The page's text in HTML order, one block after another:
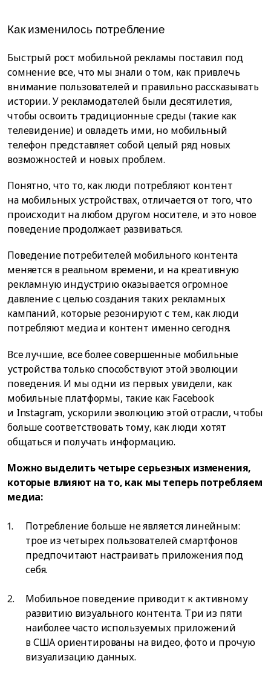
Как изменилось потребление
Быстрый рост мобильной рекламы поставил под
сомнение все, что мы знали о том, как привлечь
внимание пользователей и правильно рассказывать
истории. У рекламодателей были десятилетия,
чтобы освоить традиционные среды (такие как
телевидение) и овладеть ими, но мобильный
телефон представляет собой целый ряд новых
возможностей и новых проблем.
Понятно, что то, как люди потребляют контент
на мобильных устройствах, отличается от того, что
происходит на любом другом носителе, и это новое
поведение продолжает развиваться.
Поведение потребителей мобильного контента
меняется в реальном времени, и на креативную
рекламную индустрию оказывается огромное
давление с целью создания таких рекламных
кампаний, которые резонируют с тем, как люди
потребляют медиа и контент именно сегодня.
Все лучшие, все более совершенные мобильные
устройства только способствуют этой эволюции
поведения. И мы одни из первых увидели, как
мобильные платформы, такие как Facebook
и Instagram, ускорили эволюцию этой отрасли, чтобы
больше соответствовать тому, как люди хотят
общаться и получать информацию.
Можно выделить четыре серьезных изменения,
которые влияют на то, как мы теперь потребляем
медиа:
Потребление больше не является линейным:
трое из четырех пользователей смартфонов
предпочитают настраивать приложения под
себя.
Мобильное поведение приводит к активному
развитию визуального контента. Три из пяти
наиболее часто используемых приложений
в США ориентированы на видео, фото и прочую
визуализацию данных.